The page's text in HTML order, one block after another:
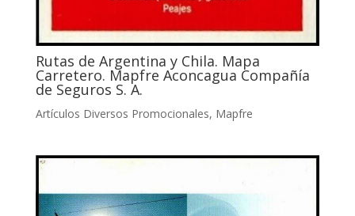
Rutas de Argentina y Chila. Mapa
Carretero. Mapfre Aconcagua Compañía
de Seguros S. A.
Artículos Diversos Promocionales, Mapfre